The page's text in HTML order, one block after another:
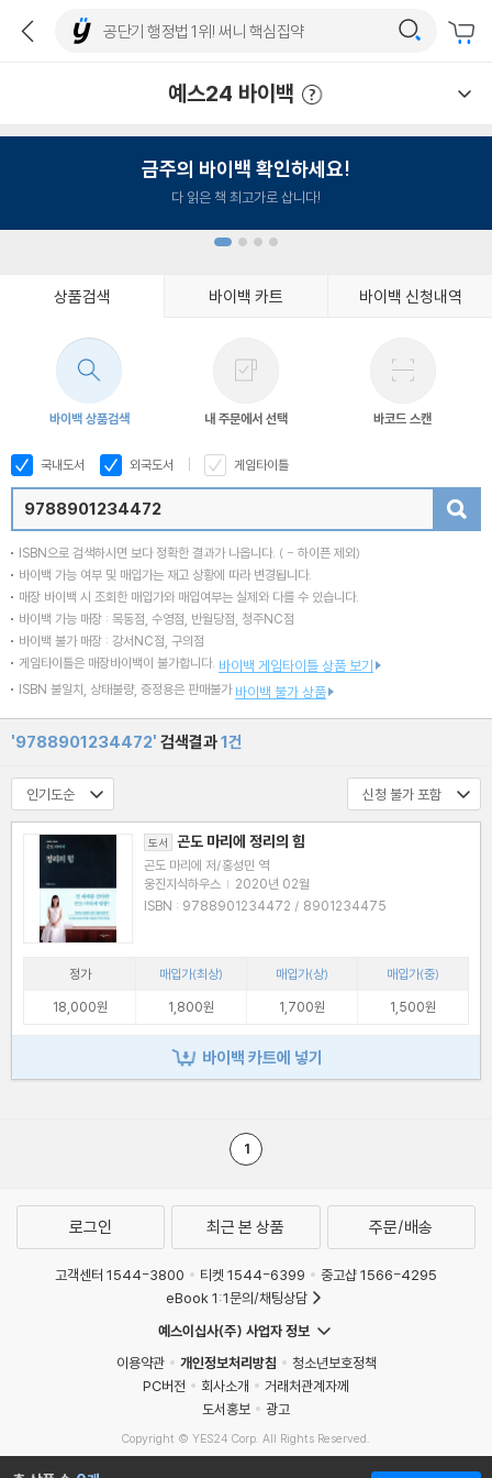
예스24 바이백
금주의 바이백 확인하세요!
다 읽은 책 최고가로 삽니다!
상품검색 바이백 카트 바이백 신청내역
바이백 상품검색 내 주문에서 선택 바코드 스캔
국내도서 외국도서 게임타이틀
ISBN으로 검색하시면 보다 정확한 결과가 나옵니다. ( - 하이픈 제외)
바이백 가능 여부 및 매입가는 재고 상황에 따라 변경됩니다.
매장 바이백 시 조회한 매입가와 매입여부는 실제와 다를 수 있습니다.
바이백 가능 매장 : 목동점, 수영점, 반월당점, 청주NC점
바이백 불가 매장 : 강서NC점, 구의점
게임타이틀은 매장바이백이 불가합니다. 바이백 게임타이틀 상품 보기
ISBN 불일치, 상태불량, 증정용은 판매불가 바이백 불가 상품
'9788901234472' 검색결과1건
도서 곤도 마리에 정리의 힘
곤도 마리에 저/홍성민 역
웅진지식하우스 | 2020년 02월
ISBN : 9788901234472 / 8901234475
정가 매입가(최상) 매입가(상)
매입가(중)
18,000원
1,800원 1,700원 1,500원
바이백 카트에 넣기
1
로그인 최근 본 상품 주문/배송
고객센터 1544-3800 티켓 1544-6399
중고샵 1566-4295
eBook 1:1문의/채팅상담
예스이십사(주) 사업자 정보
이용약관
개인정보처리방침
청소년보호정책
PC버전
회사소개
거래처관계자께
도서홍보
광고
Copyright © YES24 Corp. All Rights Reserved.
MATOM8